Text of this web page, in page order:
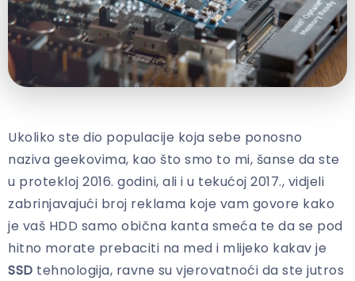
Ukoliko ste dio populacije koja sebe ponosno
naziva geekovima, kao što smo to mi, šanse da ste
u protekloj 2016. godini, ali i u tekućoj 2017., vidjeli
zabrinjavajući broj reklama koje vam govore kako
je vaš HDD samo obična kanta smeća te da se pod
hitno morate prebaciti na med i mlijeko kakav je
SSD tehnologija, ravne su vjerovatnoći da ste jutros